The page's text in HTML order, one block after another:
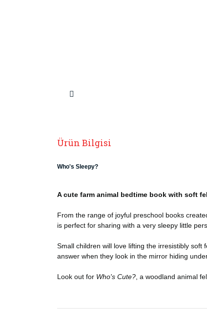
Ürün Bilgisi
Who's Sleepy?
A cute farm animal bedtime book with soft
From the range of joyful preschool books
is perfect for sharing with a very sleepy little
Small children will love lifting the irresistibly
answer when they look in the mirror hiding
Look out for Who's Cute? , a woodland animal